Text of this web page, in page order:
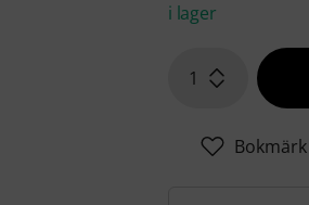
i lager
1
Bokmärk